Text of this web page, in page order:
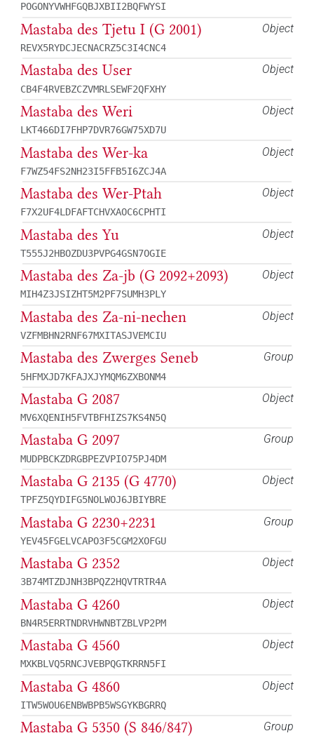
POGONYVWHFGQBJXBII2BQFWYSI
Object
Mastaba des Tjetu I (G 2001)
REVX5RYDCJECNACRZ5C3I4CNC4
Object
Mastaba des User
CB4F4RVEBZCZVMRLSEWF2QFXHY
Object
Mastaba des Weri
LKT466DI7FHP7DVR76GW75XD7U
Object
Mastaba des Wer-ka
F7WZ54FS2NH23I5FFB5I6ZCJ4A
Object
Mastaba des Wer-Ptah
F7X2UF4LDFAFTCHVXAOC6CPHTI
Object
Mastaba des Yu
T555J2HBOZDU3PVPG4GSN7OGIE
Object
Mastaba des Za-jb (G 2092+2093)
MIH4Z3JSIZHT5M2PF7SUMH3PLY
Object
Mastaba des Za-ni-nechen
VZFMBHN2RNF67MXITASJVEMCIU
Group
Mastaba des Zwerges Seneb
5HFMXJD7KFAJXJYMQM6ZXBONM4
Object
Mastaba G 2087
MV6XQENIH5FVTBFHIZS7KS4N5Q
Group
Mastaba G 2097
MUDPBCKZDRGBPEZVPIO75PJ4DM
Object
Mastaba G 2135 (G 4770)
TPFZ5QYDIFG5NOLWOJ6JBIYBRE
Group
Mastaba G 2230+2231
YEV45FGELVCAPO3F5CGM2XOFGU
Object
Mastaba G 2352
3B74MTZDJNH3BPQZ2HQVTRTR4A
Object
Mastaba G 4260
BN4R5ERRTNDRVHWNBTZBLVP2PM
Object
Mastaba G 4560
MXKBLVQ5RNCJVEBPQGTKRRN5FI
Object
Mastaba G 4860
ITW5WOU6ENBWBPB5WSGYKBGRRQ
Group
Mastaba G 5350 (S 846/847)